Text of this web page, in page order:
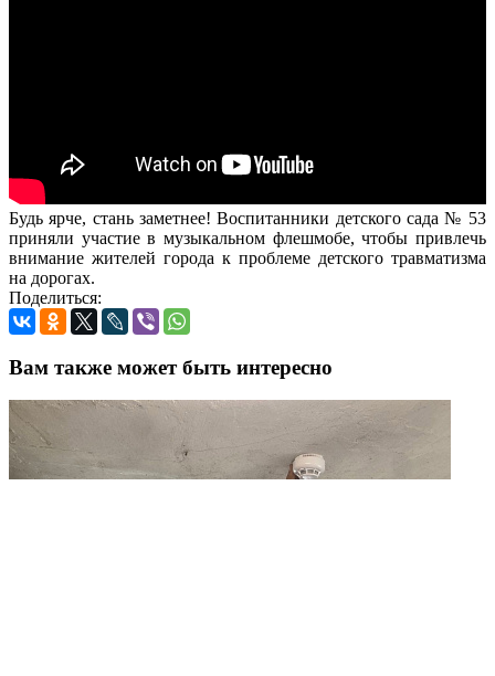
Будь ярче, стань заметнее! Воспитанники детского сада № 53
приняли участие в музыкальном флешмобе, чтобы привлечь
внимание жителей города к проблеме детского травматизма
на дорогах.
Поделиться:
Вам также может быть интересно